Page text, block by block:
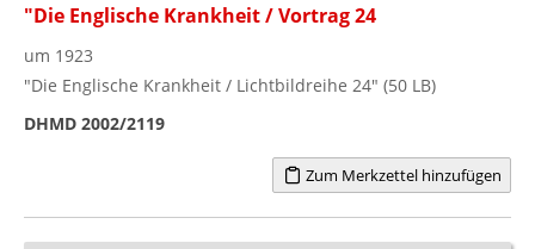
"Die Englische Krankheit / Vortrag 24
um 1923
"Die Englische Krankheit / Lichtbildreihe 24" (50 LB)
DHMD 2002/2119
Zum Merkzettel hinzufügen